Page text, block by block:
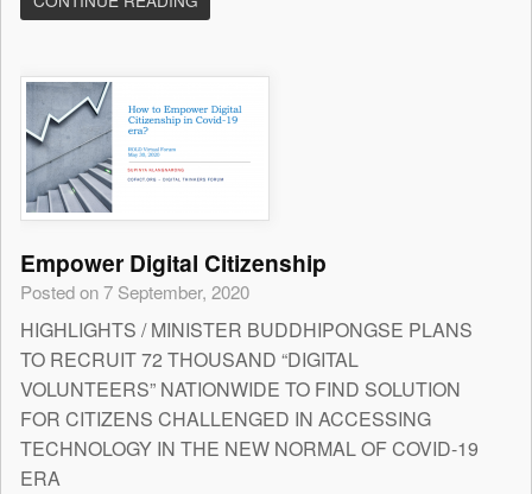
Empower Digital Citizenship
Posted on 7 September, 2020
HIGHLIGHTS / MINISTER BUDDHIPONGSE PLANS
TO RECRUIT 72 THOUSAND “DIGITAL
VOLUNTEERS” NATIONWIDE TO FIND SOLUTION
FOR CITIZENS CHALLENGED IN ACCESSING
TECHNOLOGY IN THE NEW NORMAL OF COVID-19
ERA